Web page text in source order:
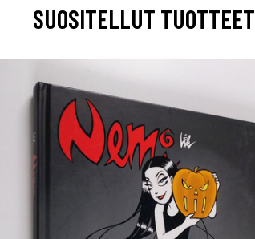
SUOSITELLUT TUOTTEET